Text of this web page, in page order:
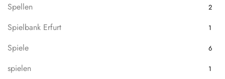
Spellen 2
Spielbank Erfurt 1
Spiele 6
spielen 1